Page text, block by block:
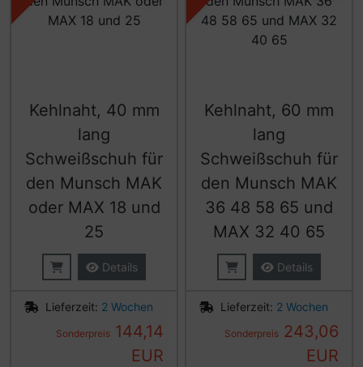
Kehlnaht, 40 mm
lang
Schweißschuh für
den Munsch MAK
oder MAX 18 und
25
Details
Lieferzeit: 2 Wochen
Sonderpreis 144,14
EUR
Kehlnaht, 60 mm
lang
Schweißschuh für
den Munsch MAK
36 48 58 65 und
MAX 32 40 65
Details
Lieferzeit: 2 Wochen
Sonderpreis 243,06
EUR